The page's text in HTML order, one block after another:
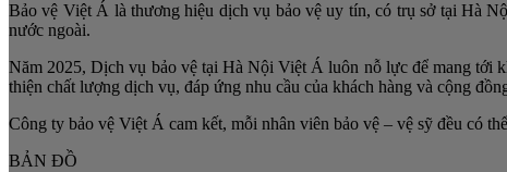
Bảo vệ Việt Á là thương hiệu dịch vụ bảo vệ uy tín, có trụ sở tại Hà
nước ngoài.
Năm 2025, Dịch vụ bảo vệ tại Hà Nội Việt Á luôn nỗ lực để mang tới
thiện chất lượng dịch vụ, đáp ứng nhu cầu của khách hàng và cộng
Công ty bảo vệ Việt Á cam kết, mỗi nhân viên bảo vệ – vệ sỹ đều có
BẢN ĐỒ